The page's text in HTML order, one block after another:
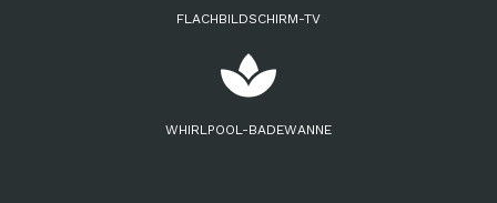
FLACHBILDSCHIRM-TV
WHIRLPOOL-BADEWANNE